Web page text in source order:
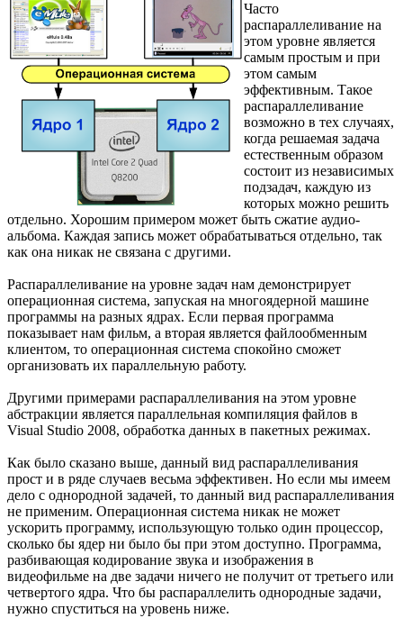
Часто
распараллеливание на
этом уровне является
самым простым и при
этом самым
эффективным. Такое
распараллеливание
возможно в тех случаях,
когда решаемая задача
естественным образом
состоит из независимых
подзадач, каждую из
которых можно решить
отдельно. Хорошим примером может быть сжатие аудио-
альбома. Каждая запись может обрабатываться отдельно, так
как она никак не связана с другими.
Распараллеливание на уровне задач нам демонстрирует
операционная система, запуская на многоядерной машине
программы на разных ядрах. Если первая программа
показывает нам фильм, а вторая является файлообменным
клиентом, то операционная система спокойно сможет
организовать их параллельную работу.
Другими примерами распараллеливания на этом уровне
абстракции является параллельная компиляция файлов в
Visual Studio 2008, обработка данных в пакетных режимах.
Как было сказано выше, данный вид распараллеливания
прост и в ряде случаев весьма эффективен. Но если мы имеем
дело с однородной задачей, то данный вид распараллеливания
не применим. Операционная система никак не может
ускорить программу, использующую только один процессор,
сколько бы ядер ни было бы при этом доступно. Программа,
разбивающая кодирование звука и изображения в
видеофильме на две задачи ничего не получит от третьего или
четвертого ядра. Что бы распараллелить однородные задачи,
нужно спуститься на уровень ниже.